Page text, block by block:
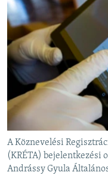
DEMOKRÁCIA
A PÉNZ NYOMÁBAN
EURÓPAI UNIÓ
VILÁG
KLÍMAVÁLTOZÁS
A MÚLT TANULSÁGAI
KÖVESSEN MINKET!
A Köznevelési
(KRÉTA) bejelentkezési
Andrássy Gyula